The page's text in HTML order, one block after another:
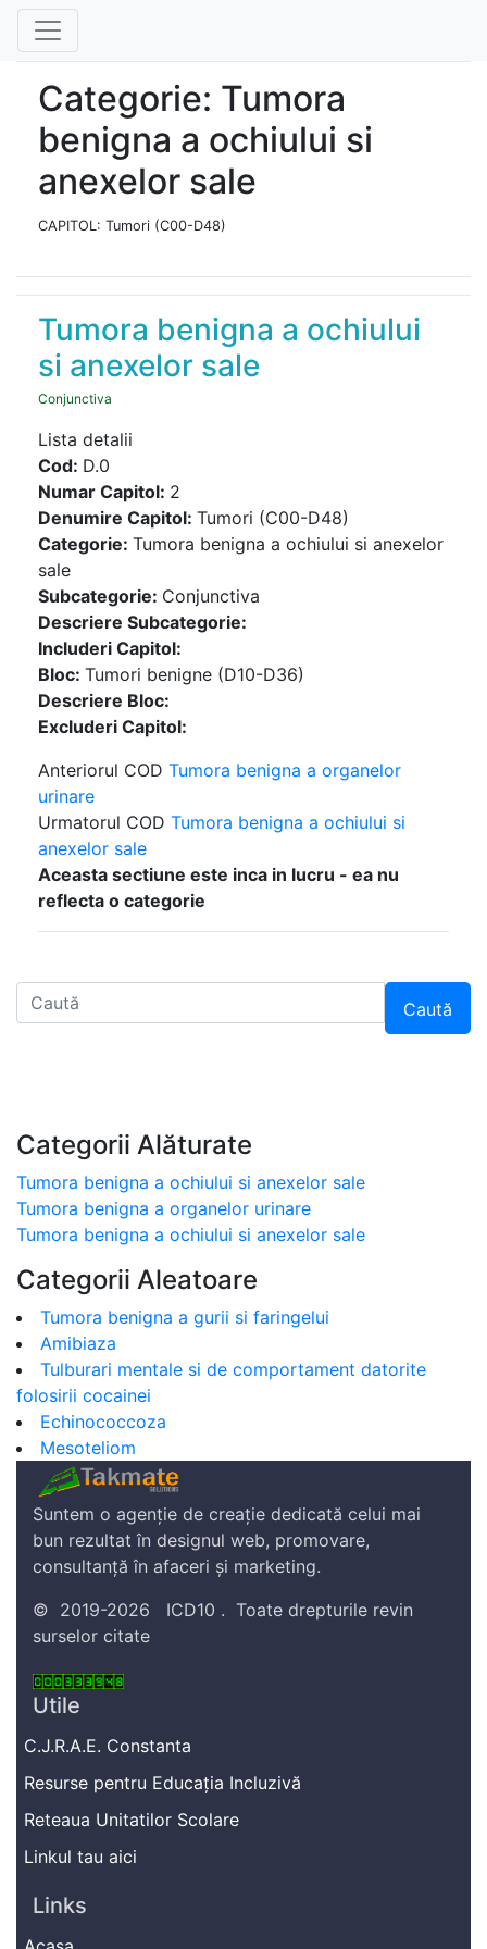
Categorie: Tumora
benigna a ochiului si
anexelor sale
CAPITOL: Tumori (C00-D48)
Tumora benigna a ochiului
si anexelor sale
Conjunctiva
Lista detalii
Cod: D.0
Numar Capitol: 2
Denumire Capitol: Tumori (C00-D48)
Categorie: Tumora benigna a ochiului si anexelor
sale
Subcategorie: Conjunctiva
Descriere Subcategorie:
Includeri Capitol:
Bloc: Tumori benigne (D10-D36)
Descriere Bloc:
Excluderi Capitol:
Anteriorul COD Tumora benigna a organelor
urinare
Urmatorul COD Tumora benigna a ochiului si
anexelor sale
Aceasta sectiune este inca in lucru - ea nu
reflecta o categorie
Caută
Categorii Alăturate
Tumora benigna a ochiului si anexelor sale
Tumora benigna a organelor urinare
Tumora benigna a ochiului si anexelor sale
Categorii Aleatoare
Tumora benigna a gurii si faringelui
Amibiaza
Tulburari mentale si de comportament datorite
folosirii cocainei
Echinococcoza
Mesoteliom
Suntem o agenție de creație dedicată celui mai
bun rezultat în designul web, promovare,
consultanță în afaceri și marketing.
© 2019-2026 ICD10 . Toate drepturile revin
surselor citate
Utile
C.J.R.A.E. Constanta
Resurse pentru Educația Incluzivă
Reteaua Unitatilor Scolare
Linkul tau aici
Links